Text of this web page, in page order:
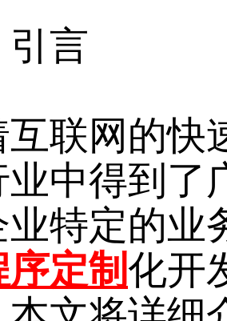
引言
互联网的快
业中得到了
业特定的业
定制 化开